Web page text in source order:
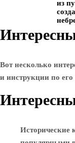
из
Вот несколько
и инструкции по
Исторические